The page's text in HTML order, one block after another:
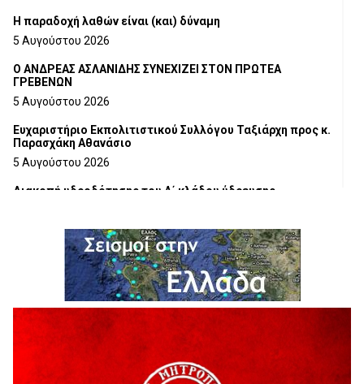
H παραδοχή λαθών είναι (και) δύναμη
5 Αυγούστου 2026
Ο ΑΝΔΡΕΑΣ ΑΣΛΑΝΙΔΗΣ ΣΥΝΕΧΙΖΕΙ ΣΤΟΝ ΠΡΩΤΕΑ
ΓΡΕΒΕΝΩΝ
5 Αυγούστου 2026
Ευχαριστήριο Εκπολιτιστικού Συλλόγου Ταξιάρχη προς κ.
Παρασχάκη Αθανάσιο
5 Αυγούστου 2026
Διακοπή υδροδότησης του Α΄ κλάδου ύδρευσης
Η Marseaux στα Γρεβενά για μια μοναδική συναυλία
5 Αυγούστου 2026
Θερινό Σινεμά στο πλαίσιο του «Πολιτιστικού
Καλοκαιριού 2026» με την βραβευμένη ταινία «Μικρές
Ανάσες».
5 Αυγούστου 2026
Γρεβενά: Συνελήφθη 18χρονος αλλοδαπός, για κλοπή
εξοπλισμού γυμναστηρίου